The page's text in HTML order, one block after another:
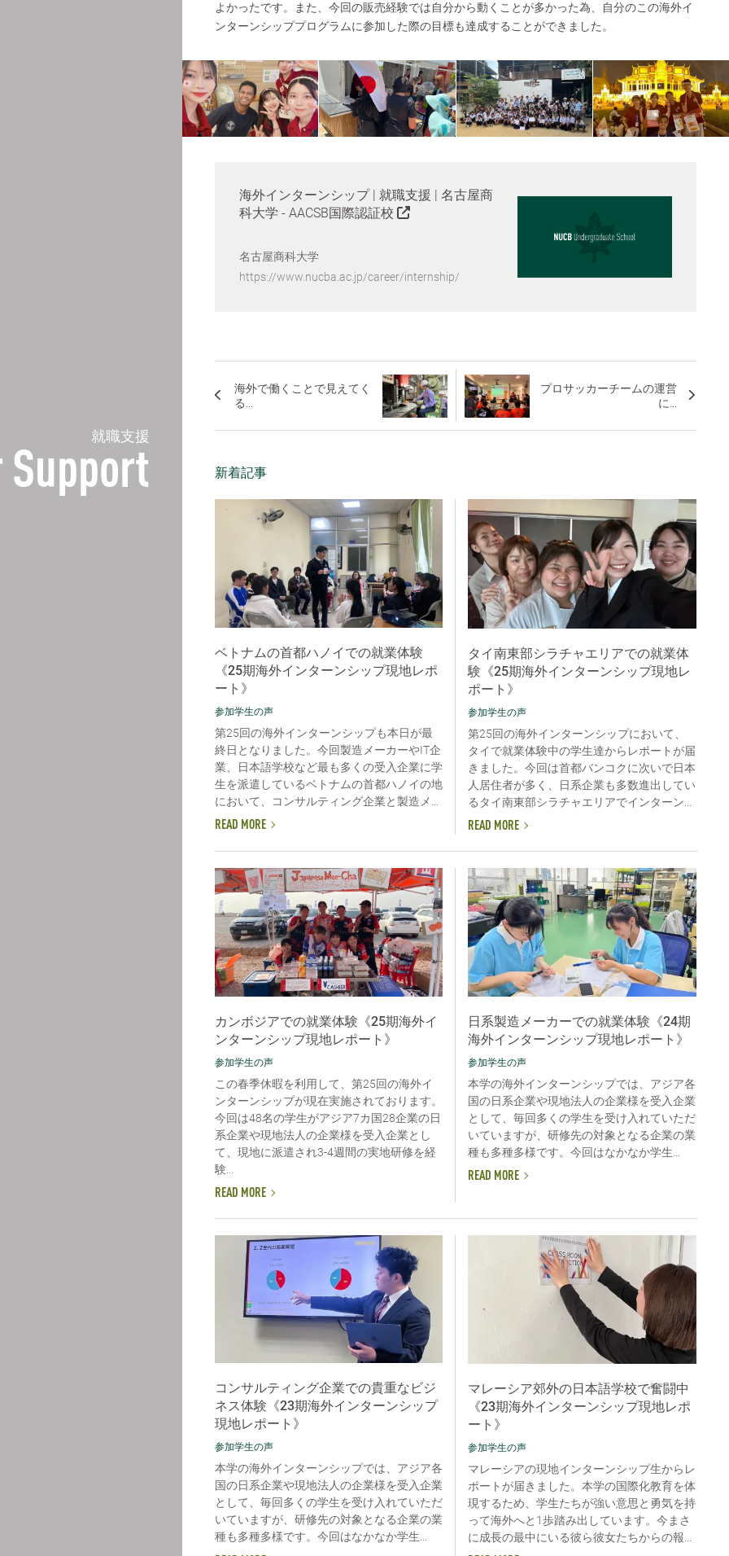
就職支援
Support
よかったです。また、今回の販売経験では自分から動くことが多かった為、自分のこの海外イ
ンターンシッププログラムに参加した際の目標も達成することができました。
海外インターンシップ | 就職支援 | 名古屋商
科大学 - AACSB国際認証校
名古屋商科大学
https://www.nucba.ac.jp/career/internship/
海外で働くことで見えてく
る...
プロサッカーチームの運営
に...
新着記事
ベトナムの首都ハノイでの就業体験
《25期海外インターンシップ現地レポ
ート》
参加学生の声
第25回の海外インターンシップも本日が最
終日となりました。今回製造メーカーやIT企
業、日本語学校など最も多くの受入企業に学
生を派遣しているベトナムの首都ハノイの地
において、コンサルティング企業と製造メ...
READ MORE
タイ南東部シラチャエリアでの就業体
験《25期海外インターンシップ現地レ
ポート》
参加学生の声
第25回の海外インターンシップにおいて、
タイで就業体験中の学生達からレポートが届
きました。今回は首都バンコクに次いで日本
人居住者が多く、日系企業も多数進出してい
るタイ南東部シラチャエリアでインターン...
READ MORE
カンボジアでの就業体験《25期海外イ
ンターンシップ現地レポート》
参加学生の声
この春季休暇を利用して、第25回の海外イ
ンターンシップが現在実施されております。
今回は48名の学生がアジア7カ国28企業の日
系企業や現地法人の企業様を受入企業とし
て、現地に派遣され3-4週間の実地研修を経
験...
READ MORE
日系製造メーカーでの就業体験《24期
海外インターンシップ現地レポート》
参加学生の声
本学の海外インターンシップでは、アジア各
国の日系企業や現地法人の企業様を受入企業
として、毎回多くの学生を受け入れていただ
いていますが、研修先の対象となる企業の業
種も多種多様です。今回はなかなか学生...
READ MORE
コンサルティング企業での貴重なビジ
ネス体験《23期海外インターンシップ
現地レポート》
参加学生の声
本学の海外インターンシップでは、アジア各
国の日系企業や現地法人の企業様を受入企業
として、毎回多くの学生を受け入れていただ
いていますが、研修先の対象となる企業の業
種も多種多様です。今回はなかなか学生...
マレーシア郊外の日本語学校で奮闘中
《23期海外インターンシップ現地レポ
ート》
参加学生の声
マレーシアの現地インターンシップ生からレ
ポートが届きました。本学の国際化教育を体
現するため、学生たちが強い意思と勇気を持
って海外へと1歩踏み出しています。今まさ
に成長の最中にいる彼ら彼女たちからの報...